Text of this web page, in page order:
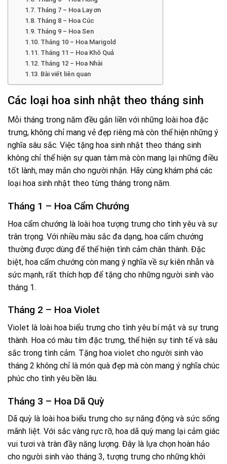
Tháng 7 – Hoa Lay ơn
Tháng 8 – Hoa Cúc
Tháng 9 – Hoa Sen
Tháng 10 – Hoa Marigold
Tháng 11 – Hoa Khô Quả
Tháng 12 – Hoa Nhài
Bài viết liên quan
Các loại hoa sinh nhật theo tháng sinh
Mỗi tháng trong năm đều gắn liền với những loài hoa đặc
trưng, không chỉ mang vẻ đẹp riêng mà còn thể hiện những ý
nghĩa sâu sắc. Việc tặng hoa sinh nhật theo tháng sinh
không chỉ thể hiện sự quan tâm mà còn mang lại những điều
tốt lành, may mắn cho người nhận. Hãy cùng khám phá các
loại hoa sinh nhật theo từng tháng trong năm.
Tháng 1 – Hoa Cẩm Chướng
Hoa cẩm chướng là loài hoa tượng trưng cho tình yêu và sự
trân trọng. Với nhiều màu sắc đa dạng, hoa cẩm chướng
thường được dùng để thể hiện tình cảm chân thành. Đặc
biệt, hoa cẩm chướng còn mang ý nghĩa về sự kiên nhẫn và
sức mạnh, rất thích hợp để tặng cho những người sinh vào
tháng 1.
Tháng 2 – Hoa Violet
Violet là loài hoa biểu trưng cho tình yêu bí mật và sự trung
thành. Hoa có màu tím đặc trưng, thể hiện sự tinh tế và sâu
sắc trong tình cảm. Tặng hoa violet cho người sinh vào
tháng 2 không chỉ là món quà đẹp mà còn mang ý nghĩa chúc
phúc cho tình yêu bền lâu.
Tháng 3 – Hoa Dã Quỳ
Dã quỳ là loài hoa biểu trưng cho sự năng động và sức sống
mãnh liệt. Với sắc vàng rực rỡ, hoa dã quỳ mang lại cảm giác
vui tươi và tràn đầy năng lượng. Đây là lựa chọn hoàn hảo
cho người sinh vào tháng 3, tượng trưng cho những khởi